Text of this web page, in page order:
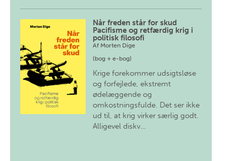
Når freden står for skud
Pacifisme og retfærdig krig i
politisk filosofi
Af Morten Dige
(bog + e-bog)
Krige forekommer udsigtsløse
og forfejlede, ekstremt
ødelæggende og
omkostningsfulde. Det ser ikke
ud til, at krig virker særlig godt.
Alligevel diskv…